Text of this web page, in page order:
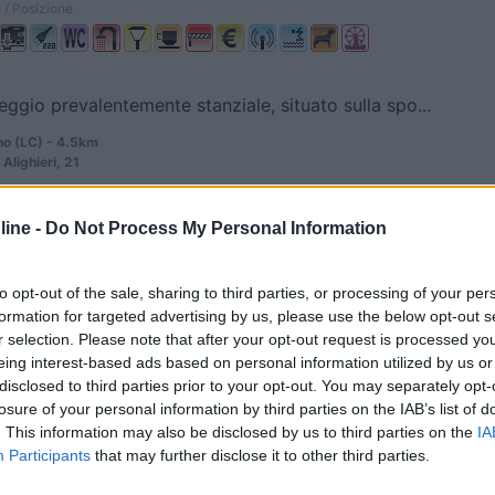
- Do Not Process My Personal Information
opt-out of the sale, sharing to third parties, or processing of your
for targeted advertising by us, please use the below opt-out
selection. Please note that after your opt-out request is processed
interest-based ads based on personal information utilized by us
to third parties prior to your opt-out. You may separately
of your personal information by third parties on the IAB’s list of
This information may also be disclosed by us to third parties on the
Participants that may further disclose it to other third parties.
prevalentemente stanziale, situato sulla spo...
(LC) - 4.5km
21
con una decina di piazzole camper.
- 6.1km
0